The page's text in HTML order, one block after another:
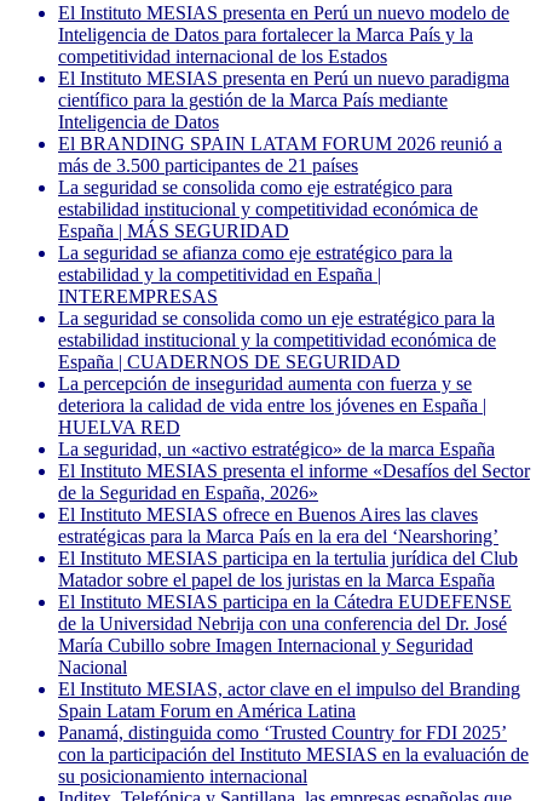
El Instituto MESIAS presenta en Perú un nuevo modelo de
Inteligencia de Datos para fortalecer la Marca País y la
competitividad internacional de los Estados
El Instituto MESIAS presenta en Perú un nuevo paradigma
científico para la gestión de la Marca País mediante
Inteligencia de Datos
El BRANDING SPAIN LATAM FORUM 2026 reunió a
más de 3.500 participantes de 21 países
La seguridad se consolida como eje estratégico para
estabilidad institucional y competitividad económica de
España | MÁS SEGURIDAD
La seguridad se afianza como eje estratégico para la
estabilidad y la competitividad en España |
INTEREMPRESAS
La seguridad se consolida como un eje estratégico para la
estabilidad institucional y la competitividad económica de
España | CUADERNOS DE SEGURIDAD
La percepción de inseguridad aumenta con fuerza y se
deteriora la calidad de vida entre los jóvenes en España |
HUELVA RED
La seguridad, un «activo estratégico» de la marca España
El Instituto MESIAS presenta el informe «Desafíos del Sector
de la Seguridad en España, 2026»
El Instituto MESIAS ofrece en Buenos Aires las claves
estratégicas para la Marca País en la era del ‘Nearshoring’
El Instituto MESIAS participa en la tertulia jurídica del Club
Matador sobre el papel de los juristas en la Marca España
El Instituto MESIAS participa en la Cátedra EUDEFENSE
de la Universidad Nebrija con una conferencia del Dr. José
María Cubillo sobre Imagen Internacional y Seguridad
Nacional
El Instituto MESIAS, actor clave en el impulso del Branding
Spain Latam Forum en América Latina
Panamá, distinguida como ‘Trusted Country for FDI 2025’
con la participación del Instituto MESIAS en la evaluación de
su posicionamiento internacional